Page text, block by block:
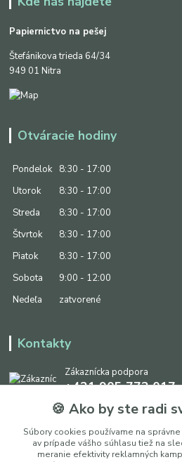
Papiernictvo na pešej
Štefánikova trieda 64/34
949 01 Nitra
Otváracie hodiny
Pondelok
8:30 - 17:00
Utorok
8:30 - 17:00
Streda
8:30 - 17:00
Štvrtok
8:30 - 17:00
Piatok
8:30 - 17:00
Sobota
9:00 - 12:00
Nedeľa
zatvorené
Kontakty
Zákaznícka podpora
+421 905 773 017
(Po-Pia, 8:30 - 17:00, So: 9:00
info@ipapier.sk
🍪 Ako by ste radi
Súbory cookies používame na
av prípade vášho súhlasu tiež na
meranie efektivity reklamných